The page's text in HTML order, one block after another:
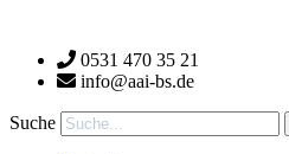
wechseln 0531 470 35 21
info@aai-bs.de
Suche